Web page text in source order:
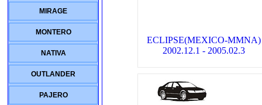
MIRAGE
MONTERO
NATIVA
OUTLANDER
PAJERO
ECLIPSE(MEXICO-MMNA)
2002.12.1 - 2005.02.3